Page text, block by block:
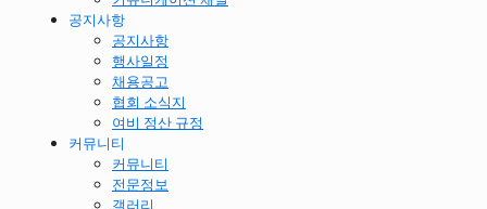
공지사항
공지사항
행사일정
채용공고
협회 소식지
여비 정산 규정
커뮤니티
커뮤니티
전문정보
갤러리